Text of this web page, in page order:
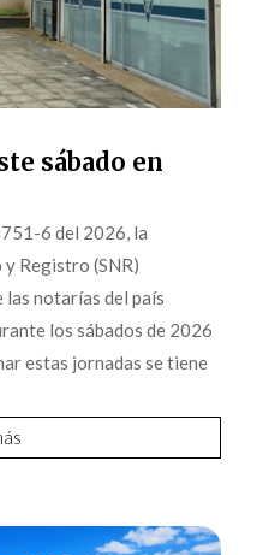
sábado en
6 del 2026, la
Registro (SNR)
notarías del país
los sábados de 2026
estas jornadas se tiene